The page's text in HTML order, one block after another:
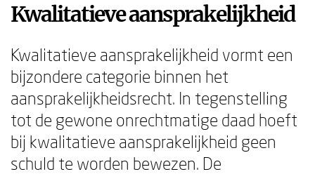
Kwalitatieve aansprakelijkheid
Kwalitatieve aansprakelijkheid vormt een
bijzondere categorie binnen het
aansprakelijkheidsrecht. In tegenstelling
tot de gewone onrechtmatige daad hoeft
bij kwalitatieve aansprakelijkheid geen
schuld te worden bewezen. De